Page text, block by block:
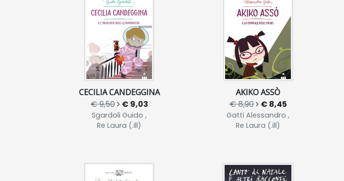
CECILIA CANDEGGINA
€ 9,50 € 9,03
Sgardoli Guido ,
Re Laura (.ill)
AKIKO ASSÒ
€ 8,90 € 8,45
Gatti Alessandro ,
Re Laura (.ill)